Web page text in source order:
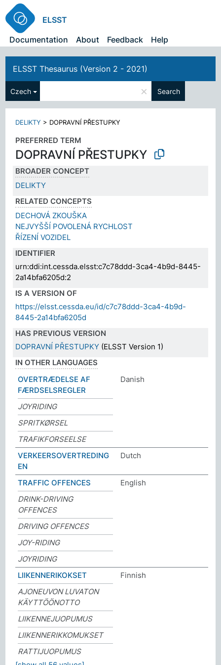
ELSST
Documentation
About Feedback Help
ELSST Thesaurus (Version 2 - 2021)
Czech × Search
DELIKTY > DOPRAVNÍ PŘESTUPKY
PREFERRED TERM
DOPRAVNÍ PŘESTUPKY
BROADER CONCEPT
DELIKTY
RELATED CONCEPTS
DECHOVÁ ZKOUŠKA
NEJVYŠŠÍ POVOLENÁ RYCHLOST
ŘÍZENÍ VOZIDEL
IDENTIFIER
urn:ddi:int.cessda.elsst:c7c78ddd-3ca4-4b9d-8445-
2a14bfa6205d:2
IS A VERSION OF
https://elsst.cessda.eu/id/c7c78ddd-3ca4-4b9d-
8445-2a14bfa6205d
HAS PREVIOUS VERSION
DOPRAVNÍ PŘESTUPKY (ELSST Version 1)
IN OTHER LANGUAGES
OVERTRÆDELSE AF
FÆRDSELSREGLER
Danish
JOYRIDING
SPRITKØRSEL
TRAFIKFORSEELSE
VERKEERSOVERTREDING
EN
Dutch
TRAFFIC OFFENCES
English
DRINK-DRIVING
OFFENCES
DRIVING OFFENCES
JOY-RIDING
JOYRIDING
LIIKENNERIKOKSET
Finnish
AJONEUVON LUVATON
KÄYTTÖÖNOTTO
LIIKENNEJUOPUMUS
LIIKENNERIKKOMUKSET
RATTIJUOPUMUS